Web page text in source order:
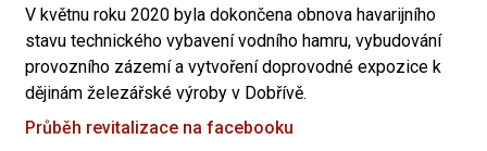
V květnu roku 2020 byla dokončena obnova havarijního
stavu technického vybavení vodního hamru, vybudování
provozního zázemí a vytvoření doprovodné expozice k
dějinám železářské výroby v Dobřívě.
Průběh revitalizace na facebooku